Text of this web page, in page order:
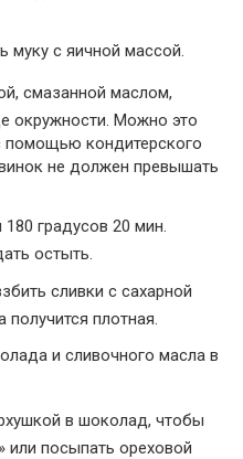
муку с яичной массой.
смазанной маслом,
окружности. Можно это
помощью кондитерского
не должен превышать
градусов 20 мин.
остыть.
сливки с сахарной
плотная.
и сливочного масла в
в шоколад, чтобы
или посыпать ореховой